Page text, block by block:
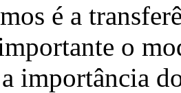
é a
o
importância